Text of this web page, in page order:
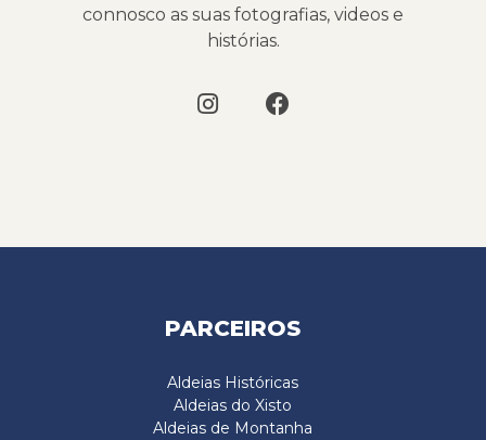
connosco as suas fotografias, videos e
histórias.
PARCEIROS
Aldeias Históricas
Aldeias do Xisto
Aldeias de Montanha